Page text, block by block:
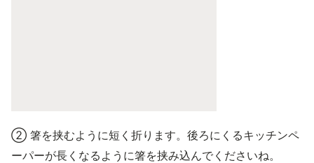
② 箸を挟むように短く折ります。後ろにくるキッチンペ
ーパーが長くなるように箸を挟み込んでくださいね。